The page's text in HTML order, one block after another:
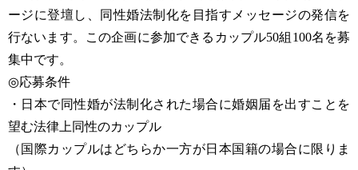
ージに登壇し、同性婚法制化を目指すメッセージの発信を
行ないます。この企画に参加できるカップル50組100名を募
集中です。
◎応募条件
・日本で同性婚が法制化された場合に婚姻届を出すことを
望む法律上同性のカップル
（国際カップルはどちらか一方が日本国籍の場合に限りま